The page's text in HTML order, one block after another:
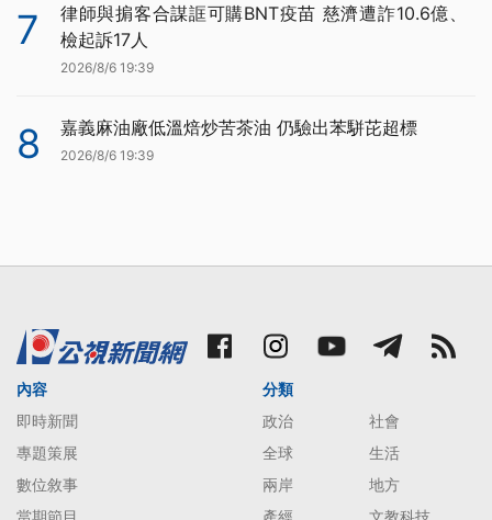
7
律師與掮客合謀誆可購BNT疫苗 慈濟遭詐10.6億、
檢起訴17人
2026/8/6 19:39
8 嘉義麻油廠低溫焙炒苦茶油 仍驗出苯駢芘超標
2026/8/6 19:39
內容
即時新聞
專題策展
數位敘事
當期節目
分類
政治
社會
全球
生活
兩岸
地方
產經
文教科技